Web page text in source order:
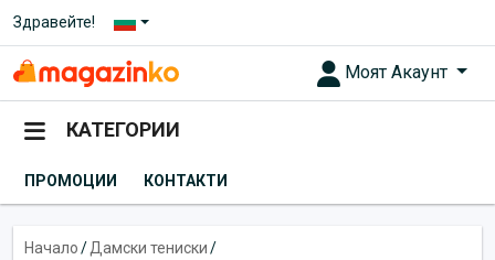
Здравейте!
Моят Акаунт
КАТЕГОРИИ
ПРОМОЦИИ КОНТАКТИ
Начало/Дамски тениски/